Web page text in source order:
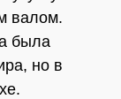
валом.
была
но в